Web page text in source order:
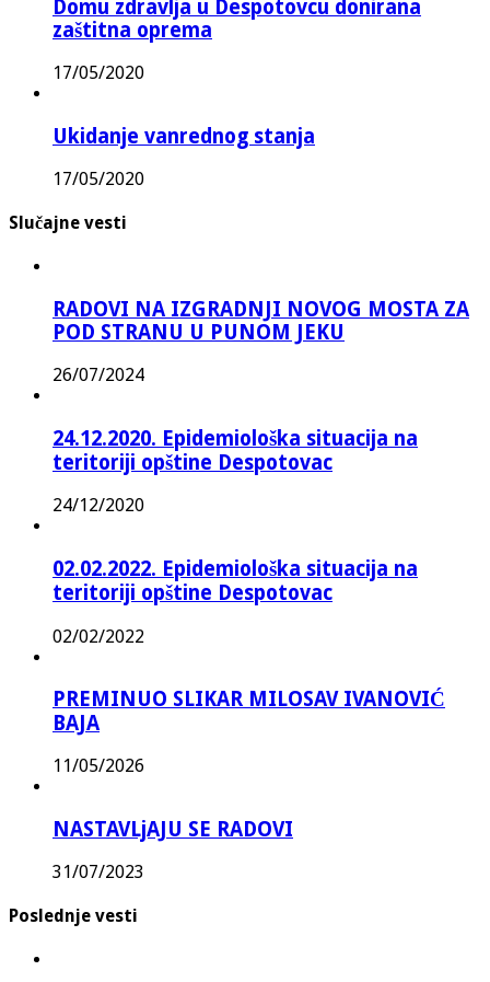
Domu zdravlja u Despotovcu donirana
zaštitna oprema
17/05/2020
Ukidanje vanrednog stanja
17/05/2020
Slučajne vesti
RADOVI NA IZGRADNJI NOVOG MOSTA ZA
POD STRANU U PUNOM JEKU
26/07/2024
24.12.2020. Epidemiološka situacija na
teritoriji opštine Despotovac
24/12/2020
02.02.2022. Epidemiološka situacija na
teritoriji opštine Despotovac
02/02/2022
PREMINUO SLIKAR MILOSAV IVANOVIĆ
BAJA
11/05/2026
NASTAVLjAJU SE RADOVI
31/07/2023
Poslednje vesti